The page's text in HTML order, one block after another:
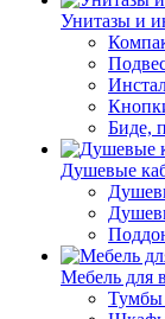
Унитазы и
Биде,
Душевые
Мебель для
Тумбы